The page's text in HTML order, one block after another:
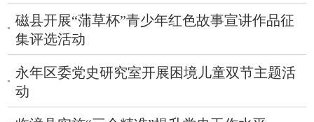
磁县开展“蒲草杯”青少年红色故事宣讲作品征
集评选活动
永年区委党史研究室开展困境儿童双节主题活
动